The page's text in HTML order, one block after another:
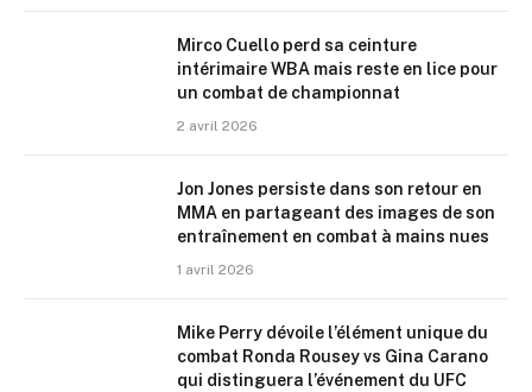
Mirco Cuello perd sa ceinture
intérimaire WBA mais reste en lice pour
un combat de championnat
2 avril 2026
Jon Jones persiste dans son retour en
MMA en partageant des images de son
entraînement en combat à mains nues
1 avril 2026
Mike Perry dévoile l’élément unique du
combat Ronda Rousey vs Gina Carano
qui distinguera l’événement du UFC